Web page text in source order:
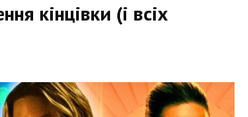
кінцівки (і всіх